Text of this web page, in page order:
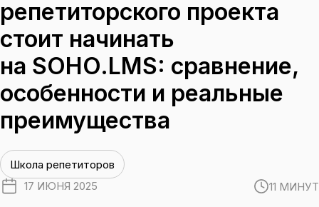
репетиторского проекта
стоит начинать
на SOHO.LMS: сравнение,
особенности и реальные
преимущества
Школа репетиторов
17 ИЮНЯ 2025
11 МИНУТ